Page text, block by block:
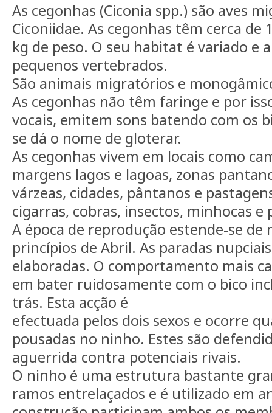
As cegonhas (Ciconia spp.) são aves
Ciconiidae. As cegonhas têm cerca
kg de peso. O seu habitat é variado e
pequenos vertebrados.
São animais migratórios e
As cegonhas não têm faringe e por
vocais, emitem sons batendo com os
se dá o nome de gloterar.
As cegonhas vivem em locais como
margens lagos e lagoas, zonas
várzeas, cidades, pântanos e
cigarras, cobras, insectos, minhocas e
A época de reprodução estende-se de
princípios de Abril. As paradas
elaboradas. O comportamento mais
em bater ruidosamente com o bico
trás. Esta acção é
efectuada pelos dois sexos e ocorre
pousadas no ninho. Estes são
aguerrida contra potenciais rivais.
O ninho é uma estrutura bastante
ramos entrelaçados e é utilizado em